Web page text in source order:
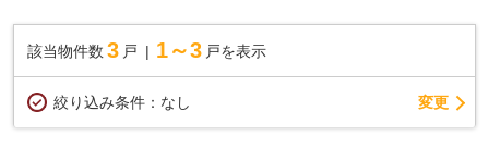
該当物件数 3 戸 1～3 戸を表示
絞り込み条件： なし 変更